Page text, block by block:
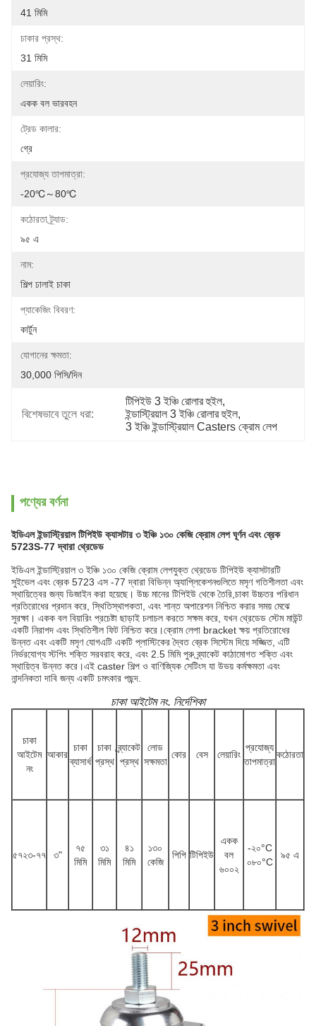
41 মিমি
চাকার প্রস্থ:
31 মিমি
লেয়ারিং:
একক বল ভারবহন
ট্রেড কালার:
গ্রে
প্রযোজ্য তাপমাত্রা:
-20℃～80℃
কঠোরতা ট্র্যাড:
৯৫ এ
নাম:
শিল্প ঢালাই চাকা
প্যাকেজিং বিবরণ:
কার্টুন
যোগানের ক্ষমতা:
30,000 পিসি/দিন
বিশেষভাবে তুলে ধরা:
টিপিইউ 3 ইঞ্চি রোলার হুইল,
ইন্ডাস্ট্রিয়াল 3 ইঞ্চি রোলার হুইল,
3 ইঞ্চি ইন্ডাস্ট্রিয়াল Casters ক্রোম লেপ
পণ্যের বর্ণনা
ইডিএল ইন্ডাস্ট্রিয়াল টিপিইউ ক্যাসটার ৩ ইঞ্চি ১৩০ কেজি ক্রোম লেপ ঘূর্ণন এবং ব্রেক
5723S-77 দ্বারা থ্রেডেড
ইডিএল ইন্ডাস্ট্রিয়াল ৩ ইঞ্চি ১৩০ কেজি ক্রোম লেপযুক্ত থ্রেডেড টিপিইউ ক্যাসটারটি
সুইভেল এবং ব্রেক 5723 এস -77 দ্বারা বিভিন্ন অ্যাপ্লিকেশনগুলিতে মসৃণ গতিশীলতা এবং
স্থায়িত্বের জন্য ডিজাইন করা হয়েছে। উচ্চ মানের টিপিইউ থেকে তৈরি,চাকা উচ্চতর পরিধান
প্রতিরোধের প্রদান করে, স্থিতিস্থাপকতা, এবং শান্ত অপারেশন নিশ্চিত করার সময় মেঝে
সুরক্ষা। একক বল বিয়ারিং প্রচেষ্টা ছাড়াই চলাচল করতে সক্ষম করে, যখন থ্রেডেড স্টেম মাউন্ট
একটি নিরাপদ এবং স্থিতিশীল ফিট নিশ্চিত করে।ক্রোম লেপা bracket ক্ষয় প্রতিরোধের
উন্নত এবং একটি মসৃণ যোগএটি একটি প্লাস্টিকের দ্বৈত ব্রেক সিস্টেম দিয়ে সজ্জিত, এটি
নির্ভরযোগ্য স্টপিং শক্তি সরবরাহ করে, এবং 2.5 মিমি পুরু ব্র্যাকেট কাঠামোগত শক্তি এবং
স্থায়িত্ব উন্নত করে।এই caster শিল্প ও বাণিজ্যিক সেটিংস যা উভয় কর্মক্ষমতা এবং
নান্দনিকতা দাবি জন্য একটি চমৎকার পছন্দ.
চাকা আইটেম নং. নির্দেশিকা
চাকা
আইটেম
নং
আকার
চাকা
ব্যাসার্ধ
চাকা
প্রস্থ
ব্র্যাকেট
প্রস্থ
লোড
সক্ষমতা
কোর বেস লেয়ারিং
প্রযোজ্য
তাপমাত্রা
কঠোরতা
৫৭২৩-৭৭ ৩"
৭৫
মিমি
৩১
মিমি
৪১
মিমি
১৩০
কেজি
পিপি টিপিইউ
একক
বল
৬০০২
-২০°C
০৮০°C
৯৫ এ